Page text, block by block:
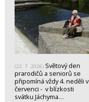
(22. 7. 2026) Světový den
prarodičů a seniorů se
připomíná vždy 4. neděli v
červenci - v blízkosti
svátku Jáchyma…